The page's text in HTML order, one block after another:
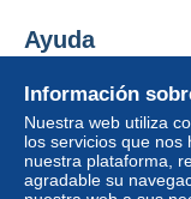
Ocultar los
Información
Nuestra web utiliza
los servicios que nos
nuestra plataforma,
agradable su
Ayuda
Comprar en
Vender en Delcampe
Una página